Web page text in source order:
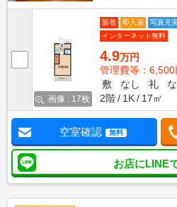
画像 : 17枚
新着 即入居 写真充
インターネット無料
4.9万円
管理費等：6,500
敷
なし 礼
2階
1K 17㎡
空室確認 無料
お店にLINE